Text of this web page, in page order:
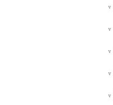
v
v
v
v
v